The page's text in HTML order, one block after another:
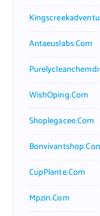
Antaeuslabs.com
WishOping.com
Shoplegacee.com
CupPlante.com
Mpzin.com